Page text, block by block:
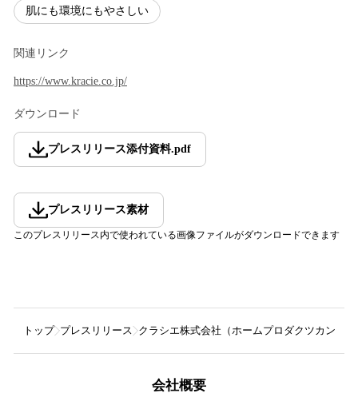
肌にも環境にもやさしい
関連リンク
https://www.kracie.co.jp/
ダウンロード
プレスリリース添付資料.pdf
プレスリリース素材
このプレスリリース内で使われている画像ファイルがダウンロードできます
トップ プレスリリース クラシエ株式会社（ホームプロダクツカンパ
会社概要